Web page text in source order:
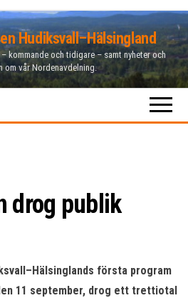
Hudiksvall–Hälsingland
kommande och tidigare – samt nyheter och
om vår Nordenavdelning.
drog publik
första program
11 september, drog ett trettiotal